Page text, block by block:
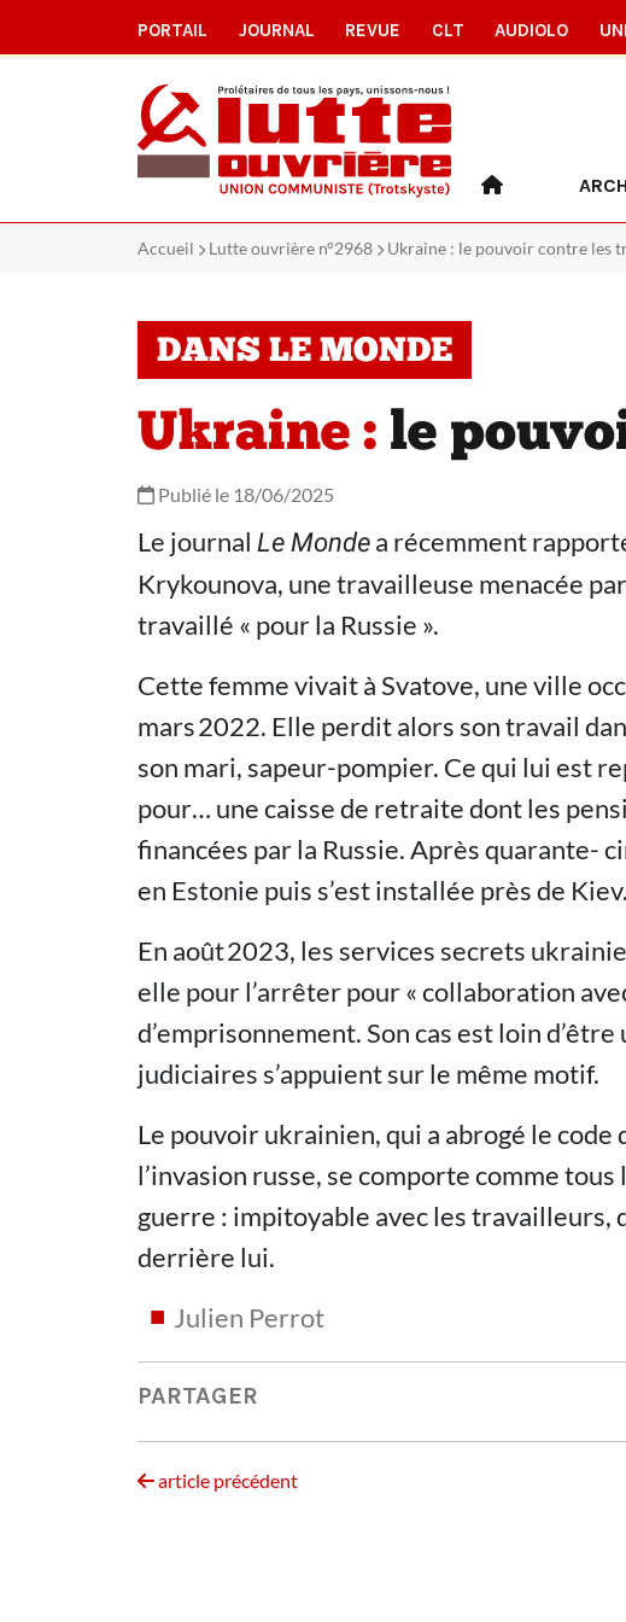
PORTAIL JOURNAL REVUE CLT AUDIOLO
Accueil Lutte ouvrière n°2968 Ukraine : le pouvoir contre les
DANS LE MONDE
Ukraine : le
Publié le 18/06/2025
Le journal Le Monde a récemment
Krykounova, une travailleuse menacée
travaillé « pour la Russie ».
Cette femme vivait à Svatove, une ville
mars 2022. Elle perdit alors son travail
son mari, sapeur-pompier. Ce qui lui est
pour… une caisse de retraite dont les
financées par la Russie. Après quarante-
en Estonie puis s’est installée près de Kiev.
En août 2023, les services secrets
elle pour l’arrêter pour « collaboration
d’emprisonnement. Son cas est loin
judiciaires s’appuient sur le même motif.
Le pouvoir ukrainien, qui a abrogé le
l’invasion russe, se comporte comme
guerre : impitoyable avec les travailleurs,
derrière lui.
Julien Perrot
PARTAGER
article précédent